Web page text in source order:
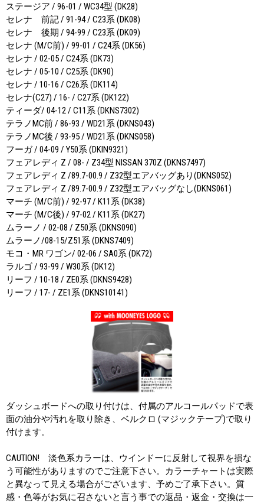
ステージア / 96-01 / WC34型 (DK28)
セレナ 前記 / 91-94 / C23系 (DK08)
セレナ 後期 / 94-99 / C23系 (DK09)
セレナ (M/C前) / 99-01 / C24系 (DK56)
セレナ / 02-05 / C24系 (DK73)
セレナ / 05-10 / C25系 (DK90)
セレナ / 10-16 / C26系 (DK114)
セレナ(C27) / 16- / C27系 (DK122)
ティーダ/ 04-12 / C11系 (DKNS7302)
テラノMC前 / 86-93 / WD21系 (DKNS043)
テラノMC後 / 93-95 / WD21系 (DKNS058)
フーガ / 04-09 / Y50系 (DKIN9321)
フェアレディ Z / 08- / Z34型 NISSAN 370Z (DKNS7497)
フェアレディ Z /89.7-00.9 / Z32型エアバッグあり(DKNS052)
フェアレディ Z /89.7-00.9 / Z32型エアバッグなし(DKNS061)
マーチ (M/C前) / 92-97 / K11系 (DK38)
マーチ (M/C後) / 97-02 / K11系 (DK27)
ムラーノ / 02-08 / Z50系 (DKNS090)
ムラーノ/08-15/Z51系 (DKNS7409)
モコ・MR ワゴン/ 02-06 / SA0系 (DK72)
ラルゴ / 93-99 / W30系 (DK12)
リーフ / 10-18 / ZE0系 (DKNS9428)
リーフ / 17- / ZE1系 (DKNS10141)
ダッシュボードへの取り付けは、付属のアルコールパッドで表
面の油分や汚れを取り除き、ベルクロ (マジックテープ)で取り
付けます。
CAUTION! 淡色系カラーは、ウインドーに反射して視界を損な
う可能性がありますのでご注意下さい。カラーチャートは実際
と異なって見える場合がございます、予めご了承下さい。質
感・色等がお気に召さないと言う事での返品・返金・交換は一